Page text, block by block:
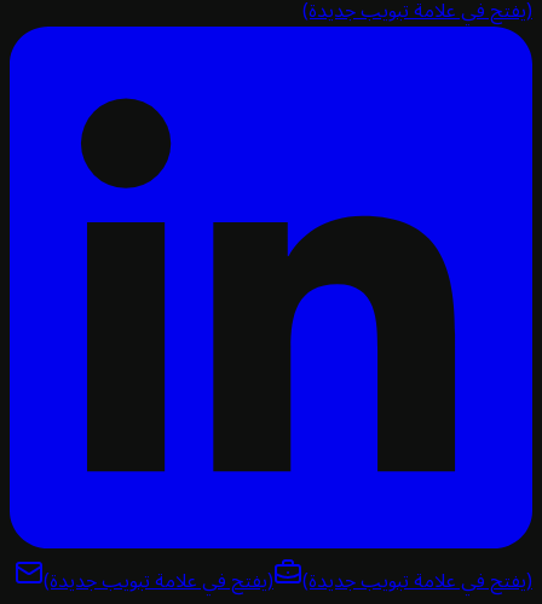
في علامة تبويب جديدة)
في علامة تبويب جديدة) (يفتح في علامة تبويب جديدة)